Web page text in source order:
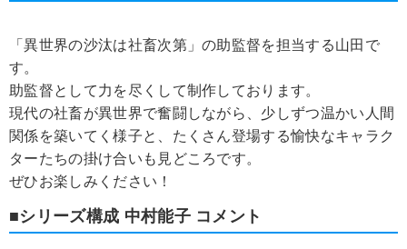
「異世界の沙汰は社畜次第」の助監督を担当する山田で
す。
助監督として力を尽くして制作しております。
現代の社畜が異世界で奮闘しながら、少しずつ温かい人間
関係を築いてく様子と、たくさん登場する愉快なキャラク
ターたちの掛け合いも見どころです。
ぜひお楽しみください！
■シリーズ構成 中村能子 コメント